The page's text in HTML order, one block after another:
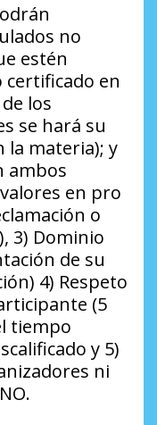
no
estén
certificado en
los
se hará su
la materia); y
ambos
en pro
o
3) Dominio
de su
4) Respeto
(5
tiempo
y 5)
ni